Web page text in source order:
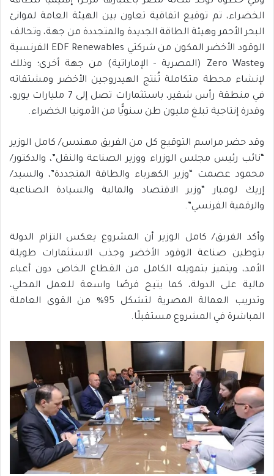
الخضراء، تم توقيع اتفاقية تعاون بين الهيئة العامة لموانئ
البحر الأحمر وهيئة الطاقة الجديدة والمتجددة من جهة، وتحالف
الوقود الأخضر المكون من شركتي EDF Renewables الفرنسية
وZero Waste (المصرية – الإماراتية) من جهة أخرى؛ وذلك
لإنشاء محطة متكاملة تُنتج الهيدروجين الأخضر ومشتقاته
في منطقة رأس شقير، باستثمارات تصل إلى 7 مليارات يورو،
وقدرة إنتاجية تبلغ مليون طن سنويًّا من الأمونيا الخضراء.
وقد حضر مراسم التوقيع كل من الفريق مهندس/ كامل الوزير
“نائب رئيس مجلس الوزراء ووزير الصناعة والنقل”، والدكتور/
محمود عصمت “وزير الكهرباء والطاقة المتجددة”، والسيد/
إريك لومبار “وزير الاقتصاد والمالية والسيادة الصناعية
والرقمية الفرنسي”.
وأكد الفريق/ كامل الوزير أن المشروع يعكس التزام الدولة
بتوطين صناعة الوقود الأخضر وجذب الاستثمارات طويلة
الأمد، ويتميز بتمويله الكامل من القطاع الخاص دون أعباء
مالية على الدولة، كما يتيح فرصًا واسعة للعمل المحلي،
وتدريب العمالة المصرية لتشكل 95% من القوى العاملة
المباشرة في المشروع مستقبلًا.